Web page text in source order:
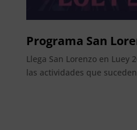
Programa San
Llega San Lorenzo en Luey
las actividades que